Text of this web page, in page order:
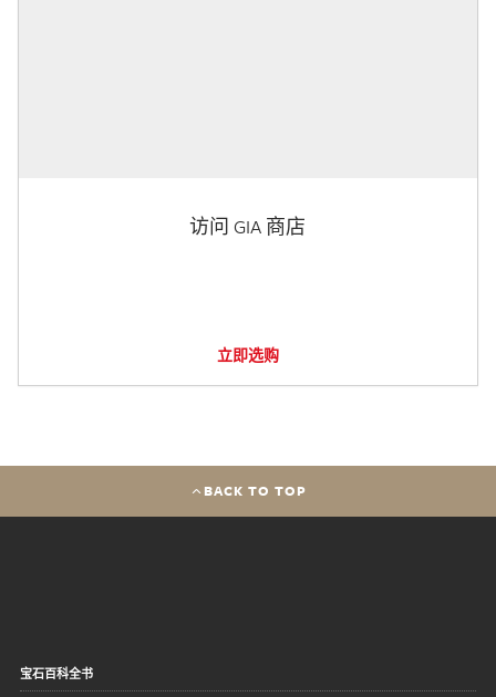
访问 GIA 商店
立即选购
BACK TO TOP
宝石百科全书